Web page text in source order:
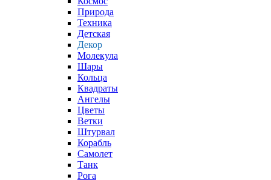
Природа
Техника
Детская
Декор
Молекула
Шары
Кольца
Квадраты
Ангелы
Цветы
Ветки
Штурвал
Корабль
Самолет
Танк
Рога